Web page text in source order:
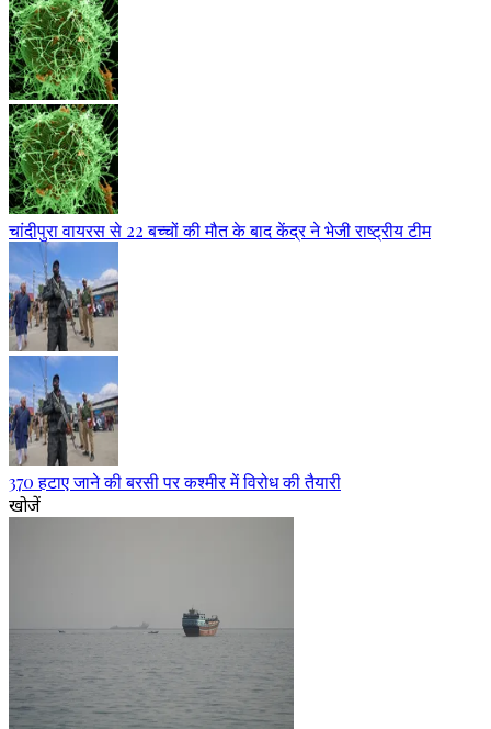
चांदीपुरा वायरस से 22 बच्चों की मौत के बाद केंद्र ने भेजी राष्ट्रीय टीम
370 हटाए जाने की बरसी पर कश्मीर में विरोध की तैयारी
खोजें